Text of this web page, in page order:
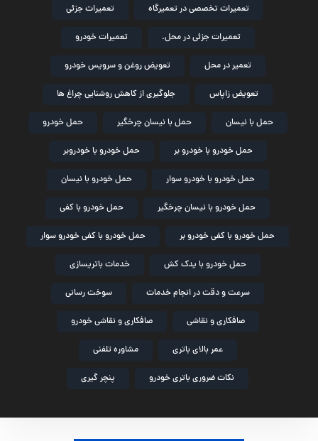
تعمیرات تخصصی در تعمیرگاه تعمیرات جزئی
تعمیرات جزئی در محل. تعمیرات خودرو
تعمیر در محل تعویض روغن و سرویس خودرو
تعویض زاپاس جلوگیری از کاهش روشنایی چراغ ها
حمل با نیسان حمل با نیسان چرخگیر حمل خودرو
حمل خودرو با خودرو بر حمل خودرو با خودروبر
حمل خودرو با خودرو سوار حمل خودرو با نیسان
حمل خودرو با نیسان چرخگیر حمل خودرو با کفی
حمل خودرو با کفی خودرو بر حمل خودرو با کفی خودرو سوار
حمل خودرو با یدک کش خدمات باتریسازی
سرعت و دقت در انجام خدمات سوخت رسانی
صافکاری و نقاشی صافکاری و نقاشی خودرو
عمر بالای باتری مشاوره تلفنی
نکات ضروری باتری خودرو پنچر گیری